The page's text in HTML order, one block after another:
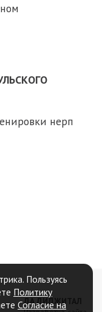
нерп
ДА ДИДЖИТАЛ
Пользуясь
Политику
Согласие на